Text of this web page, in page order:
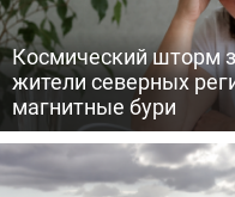
Космический шторм
жители северных
магнитные бури